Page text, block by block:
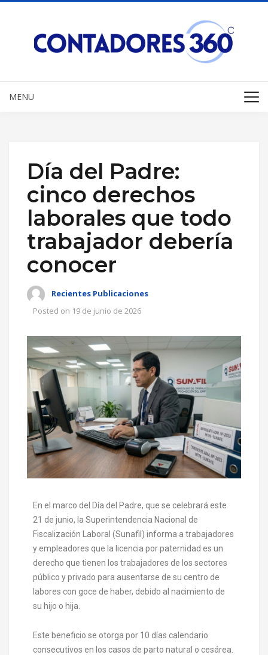
MENU
Día del Padre:
cinco derechos
laborales que todo
trabajador debería
conocer
Recientes Publicaciones
Posted on 19 de junio de 2026
En el marco del Día del Padre, que se celebrará este
21 de junio, la Superintendencia Nacional de
Fiscalización Laboral (Sunafil) informa a trabajadores
y empleadores que la licencia por paternidad es un
derecho que tienen los trabajadores de los sectores
público y privado para ausentarse de su centro de
labores con goce de haber, debido al nacimiento de
su hijo o hija.
Este beneficio se otorga por 10 días calendario
consecutivos en los casos de parto natural o cesárea.